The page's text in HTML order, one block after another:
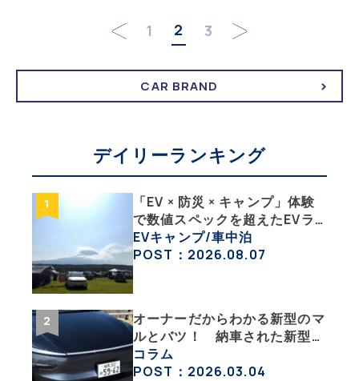
1 2 3
CAR BRAND
デイリーランキング
「EV × 防災 × キャンプ」体験
で数値スペックを超えたEVラ
イフの豊かさを実感【 EV
SUMMER CAMP 2026 】
EVキャンプ/車中泊
POST：2026.08.07
オーナーだからわかる新型のマ
ルとバツ！ 納車された新型を
旧型モデルＹと細部まで比べて
みた【テスラ沼にはまった大学
コラム
POST：2026.03.04